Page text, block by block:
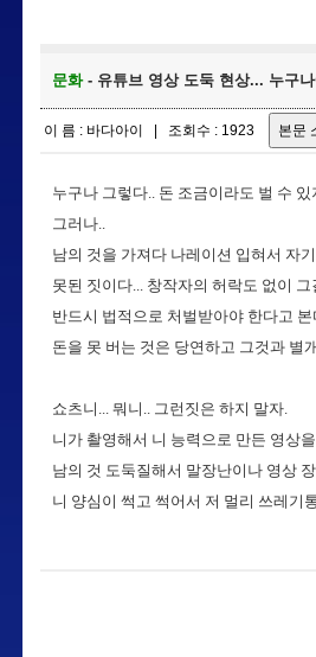
문화- 유튜브 영상 도둑 현상... 누구
이 름 : 바다아이 | 조회수 : 1923
누구나 그렇다.. 돈 조금이라도 벌 수 있
그러나..
남의 것을 가져다 나레이션 입혀서 자
못된 짓이다... 창작자의 허락도 없이
반드시 법적으로 처벌받아야 한다고 본
돈을 못 버는 것은 당연하고 그것과 별
쇼츠니... 뭐니.. 그런짓은 하지 말자.
니가 촬영해서 니 능력으로 만든 영상
남의 것 도둑질해서 말장난이나 영상
니 양심이 썩고 썩어서 저 멀리 쓰레기